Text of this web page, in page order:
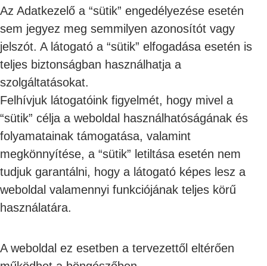
Az Adatkezelő a “sütik” engedélyezése esetén
sem jegyez meg semmilyen azonosítót vagy
jelszót. A látogató a “sütik” elfogadása esetén is
teljes biztonságban használhatja a
szolgáltatásokat.
Felhívjuk látogatóink figyelmét, hogy mivel a
“sütik” célja a weboldal használhatóságának és
folyamatainak támogatása, valamint
megkönnyítése, a “sütik” letiltása esetén nem
tudjuk garantálni, hogy a látogató képes lesz a
weboldal valamennyi funkciójának teljes körű
használatára.
A weboldal ez esetben a tervezettől eltérően